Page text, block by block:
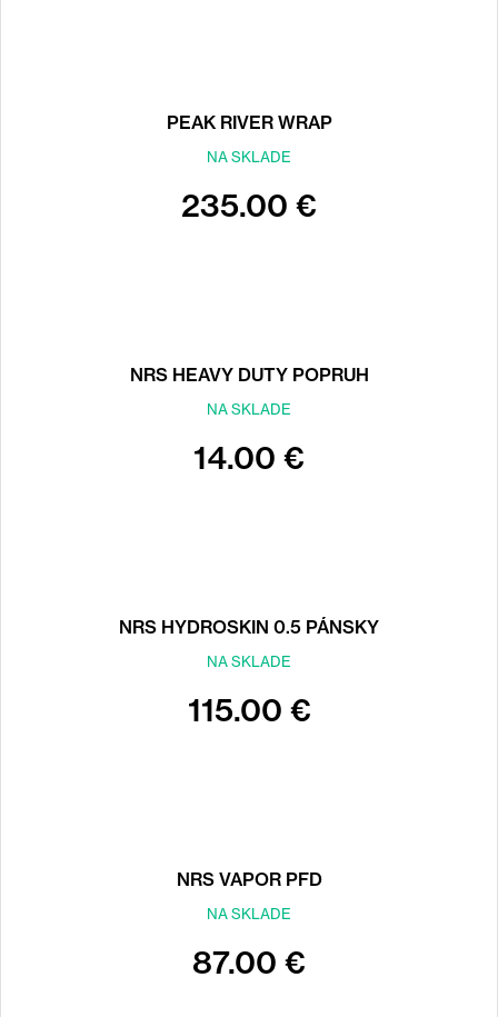
PEAK RIVER WRAP
NA SKLADE
235.00 €
NRS HEAVY DUTY POPRUH
NA SKLADE
14.00 €
NRS HYDROSKIN 0.5 PÁNSKY
NA SKLADE
115.00 €
NRS VAPOR PFD
NA SKLADE
87.00 €